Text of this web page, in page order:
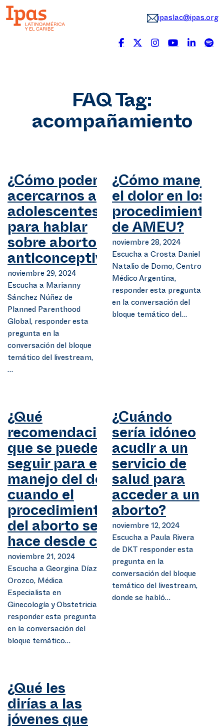
ipaslac@ipas.org
FAQ Tag:
acompañamiento
¿Cómo podemos
acercarnos a
adolescentes
para hablar
sobre aborto y
anticonceptivos?
noviembre 29, 2024
Escucha a Marianny
Sánchez Núñez de
Planned Parenthood
Global, responder esta
pregunta en la
conversación del bloque
temático del livestream,
…
¿Cómo manejar
el dolor en los
procedimientos
de AMEU?
noviembre 28, 2024
Escucha a Crosta Daniel
Natalio de Domo, Centro
Médico Argentina,
responder esta pregunta
en la conversación del
bloque temático del…
¿Qué
recomendaciones
que se pueden
seguir para el
manejo del dolor
cuando el
procedimiento
del aborto se
hace desde casa?
noviembre 21, 2024
Escucha a Georgina Díaz
Orozco, Médica
Especialista en
Ginecología y Obstetricia
responder esta pregunta
en la conversación del
bloque temático…
¿Cuándo
sería idóneo
acudir a un
servicio de
salud para
acceder a un
aborto?
noviembre 12, 2024
Escucha a Paula Rivera
de DKT responder esta
pregunta en la
conversación del bloque
temático del livestream,
donde se habló…
¿Qué les
dirías a las
jóvenes que